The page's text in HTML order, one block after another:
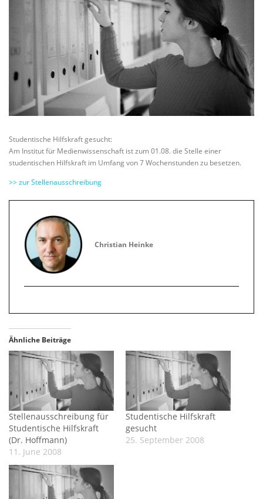
Studentische Hilfskraft gesucht:
Am Institut für Medienwissenschaft ist zum 01.08. die Stelle einer
studentischen Hilfskraft im Umfang von 7 Wochenstunden zu besetzen.
>> zur Stellenausschreibung
Christian Heinke
Ähnliche Beiträge
Stellenausschreibung für
Studentische Hilfskraft
(Dr. Hoffmann)
11. June 2008
Studentische Hilfskraft
gesucht
25. September 2008